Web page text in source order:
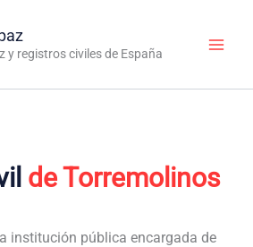
y registros civiles de España
de Torremolinos
institución pública encargada de